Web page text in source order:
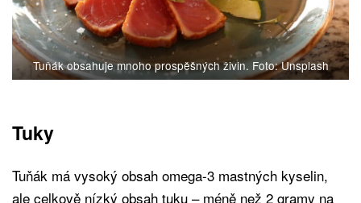
Tuňák obsahuje mnoho prospěšných živin. Foto: Unsplash
Tuky
Tuňák má vysoký obsah omega-3 mastných kyselin,
ale celkově nízký obsah tuku – méně než 2 gramy na